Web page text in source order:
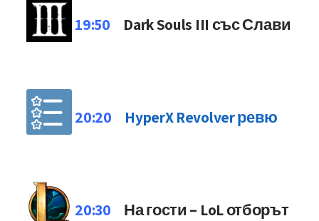
19:50 Dark Souls III със Слави
20:20 HyperX Revolver ревю
20:30 На гости – LoL отборът